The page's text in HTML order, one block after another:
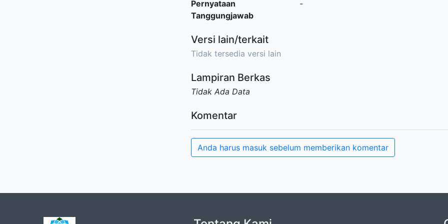
Pernyataan
Tanggungjawab
-
Versi lain/terkait
Tidak tersedia versi lain
Lampiran Berkas
Tidak Ada Data
Komentar
Anda harus masuk sebelum memberikan komentar